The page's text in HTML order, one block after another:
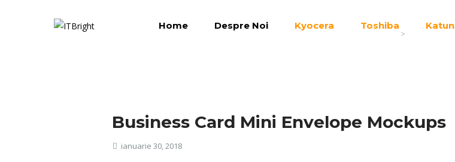
Home Despre Noi Kyocera Toshiba Katun
>
Business Card Mini Envelope Mockups
ianuarie 30, 2018